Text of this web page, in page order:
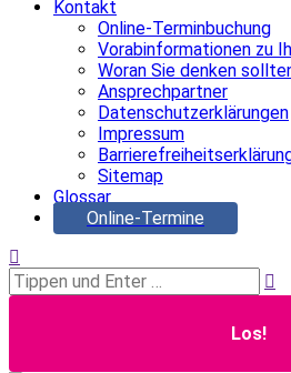
Kontakt
Online-Terminbuchung
Vorabinformationen zu
Woran Sie denken
Ansprechpartner
Datenschutzerklärungen
Impressum
Sitemap
Glossar
Online-Termine
Search: